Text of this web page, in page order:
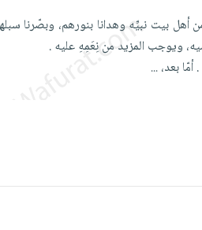
الذي أكرمنا بولاية أوليائه، وفضّلنا بإمامة الأُمَّة(١) من أهل بيت نبيِّه وهدانا
ويوجب المزيد من نِعَمِهِ عليه .
بعد،...